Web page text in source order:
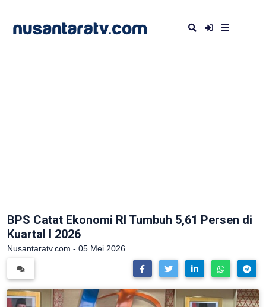
BPS Catat Ekonomi RI Tumbuh 5,61 Persen di
Kuartal I 2026
Nusantaratv.com - 05 Mei 2026